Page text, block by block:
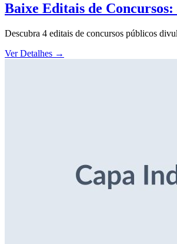
Baixe Editais de
Descubra 4 editais de concursos públicos
Ver Detalhes →